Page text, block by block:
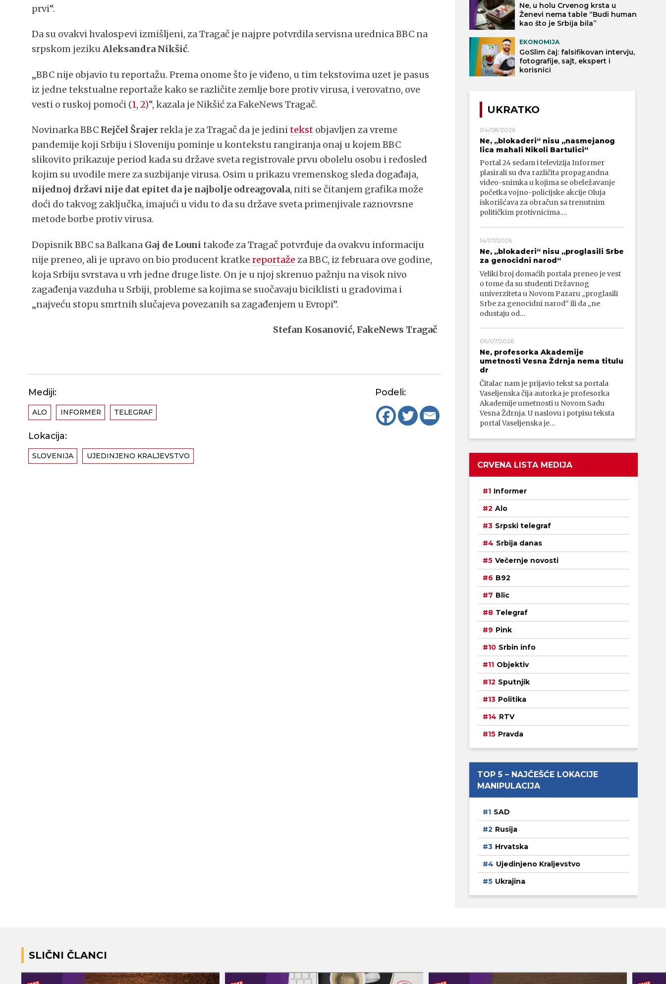
prvi“.
Da su ovakvi hvalospevi izmišljeni, za Tragač je najpre potvrdila servisna urednica BBC na
srpskom jezikuAleksandra Nikšić.
„BBC nije objavio tu reportažu. Prema onome što je viđeno, u tim tekstovima uzet je pasus
iz jedne tekstualne reportaže kako se različite zemlje bore protiv virusa, i verovatno, ove
vesti o ruskoj pomoći (1,2)“, kazala je Nikšić za FakeNews Tragač.
Novinarka BBC Rejčel Šrajerrekla je za Tragač da je jedinitekst objavljen za vreme
pandemije koji Srbiju i Sloveniju pominje u kontekstu rangiranja onaj u kojem BBC
slikovito prikazuje period kada su države sveta registrovale prvu obolelu osobu i redosled
kojim su uvodile mere za suzbijanje virusa. Osim u prikazu vremenskog sleda događaja,
nijednoj državi nije dat epitet da je najbolje odreagovala, niti se čitanjem grafika može
doći do takvog zaključka, imajući u vidu to da su države sveta primenjivale raznovrsne
metode borbe protiv virusa.
Dopisnik BBC sa Balkana Gaj de Louni takođe za Tragač potvrđuje da ovakvu informaciju
nije preneo, ali je upravo on bio producent kratkereportaže za BBC, iz februara ove godine,
koja Srbiju svrstava u vrh jedne druge liste. On je u njoj skrenuo pažnju na visok nivo
zagađenja vazduha u Srbiji, probleme sa kojima se suočavaju biciklisti u gradovima i
„najveću stopu smrtnih slučajeva povezanih sa zagađenjem u Evropi”.
Stefan Kosanović, FakeNews Tragač
Mediji:
ALO INFORMER TELEGRAF
Lokacija:
SLOVENIJA UJEDINJENO KRALJEVSTVO
Podeli:
Ne, u holu Crvenog krsta u
Ženevi nema table “Budi human
kao što je Srbija bila”
EKONOMIJA
GoSlim čaj: falsifikovan intervju,
fotografije, sajt, ekspert i
korisnici
UKRATKO
04/08/2026
Ne, „blokaderi“ nisu „nasmejanog
lica mahali Nikoli Bartulici“
Portal 24 sedam i televizija Informer
plasirali su dva različita propagandna
video-snimka u kojima se obeležavanje
početka vojno-policijske akcije Oluja
iskorišćava za obračun sa trenutnim
političkim protivnicima.…
14/07/2026
Ne, „blokaderi“ nisu „proglasili Srbe
za genocidni narod“
Veliki broj domaćih portala preneo je vest
o tome da su studenti Državnog
univerziteta u Novom Pazaru „proglasili
Srbe za genocidni narod“ ili da „ne
odustaju od…
09/07/2026
Ne, profesorka Akademije
umetnosti Vesna Ždrnja nema titulu
dr
Čitalac nam je prijavio tekst sa portala
Vaseljenska čija autorka je profesorka
Akademije umetnosti u Novom Sadu
Vesna Ždrnja. U naslovu i potpisu teksta
portal Vaseljenska je…
CRVENA LISTA MEDIJA
Informer
Alo
Srpski telegraf
Srbija danas
Večernje novosti
B92
Blic
Telegraf
Pink
Srbin info
Objektiv
Sputnjik
Politika
RTV
Pravda
TOP 5 – NAJČEŠĆE LOKACIJE
MANIPULACIJA
SAD
Rusija
Hrvatska
Ujedinjeno Kraljevstvo
Ukrajina
SLIČNI ČLANCI